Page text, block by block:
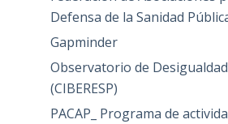
Defensa de la Sanidad
Gapminder
Observatorio de
(CIBERESP)
PACAP_ Programa de